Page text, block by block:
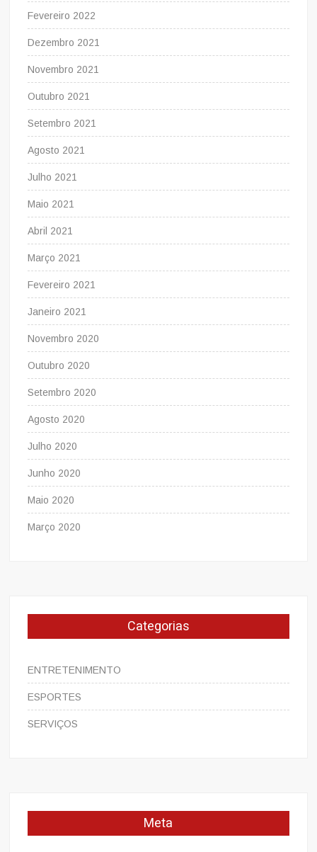
Fevereiro 2022
Dezembro 2021
Novembro 2021
Outubro 2021
Setembro 2021
Agosto 2021
Julho 2021
Maio 2021
Abril 2021
Março 2021
Fevereiro 2021
Janeiro 2021
Novembro 2020
Outubro 2020
Setembro 2020
Agosto 2020
Julho 2020
Junho 2020
Maio 2020
Março 2020
Categorias
ENTRETENIMENTO
ESPORTES
SERVIÇOS
Meta